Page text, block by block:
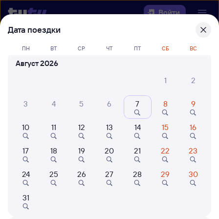
Войти
Выберите день, чтобы найтиж/д
билеты Владимир — Могоча
42 млн путешествуют с
Когда
Кто едет
Дата поездки
ПН ВТ СР ЧТ ПТ СБ ВС
Август 2026
1
2
3 4 5 6 7 8 9
10 11 12 13 14 15 16
17 18 19 20 21 22 23
24 25 26 27 28 29 30
31